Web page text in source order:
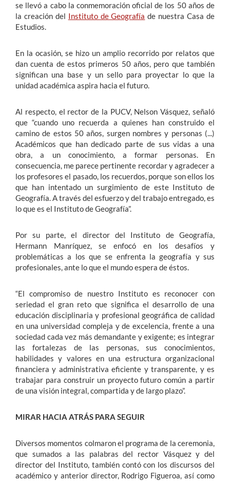
Alumni
English
se llevó a cabo la conmemoración oficial de los 50 años de
la creación del Instituto de Geografía de nuestra Casa de
Estudios.
En la ocasión, se hizo un amplio recorrido por relatos que
dan cuenta de estos primeros 50 años, pero que también
significan una base y un sello para proyectar lo que la
unidad académica aspira hacia el futuro.
Al respecto, el rector de la PUCV, Nelson Vásquez, señaló
que “cuando uno recuerda a quienes han construido el
camino de estos 50 años, surgen nombres y personas (...)
Académicos que han dedicado parte de sus vidas a una
obra, a un conocimiento, a formar personas. En
consecuencia, me parece pertinente recordar y agradecer a
los profesores el pasado, los recuerdos, porque son ellos los
que han intentado un surgimiento de este Instituto de
Geografía. A través del esfuerzo y del trabajo entregado, es
lo que es el Instituto de Geografía”.
Por su parte, el director del Instituto de Geografía,
Hermann Manríquez, se enfocó en los desafíos y
problemáticas a los que se enfrenta la geografía y sus
profesionales, ante lo que el mundo espera de éstos.
“El compromiso de nuestro Instituto es reconocer con
seriedad el gran reto que significa el desarrollo de una
educación disciplinaria y profesional geográfica de calidad
en una universidad compleja y de excelencia, frente a una
sociedad cada vez más demandante y exigente; es integrar
las fortalezas de las personas, sus conocimientos,
habilidades y valores en una estructura organizacional
financiera y administrativa eficiente y transparente, y es
trabajar para construir un proyecto futuro común a partir
de una visión integral, compartida y de largo plazo”.
MIRAR HACIA ATRÁS PARA SEGUIR
Diversos momentos colmaron el programa de la ceremonia,
que sumados a las palabras del rector Vásquez y del
director del Instituto, también contó con los discursos del
académico y anterior director, Rodrigo Figueroa, así como